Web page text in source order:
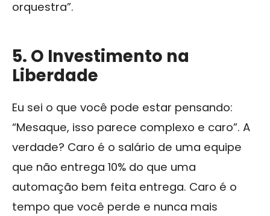
orquestra”.
5. O Investimento na
Liberdade
Eu sei o que você pode estar pensando:
“Mesaque, isso parece complexo e caro”. A
verdade? Caro é o salário de uma equipe
que não entrega 10% do que uma
automação bem feita entrega. Caro é o
tempo que você perde e nunca mais